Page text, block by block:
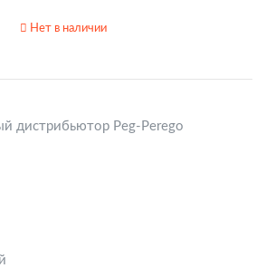
Нет в наличии
дистрибьютор Peg-Perego